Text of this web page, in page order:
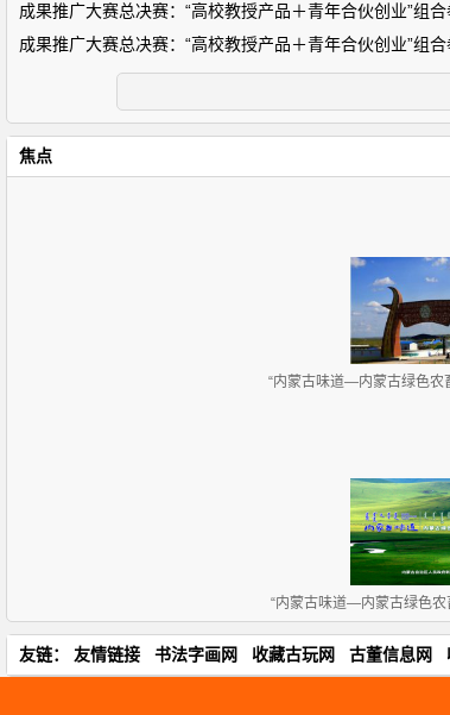
成果推广大赛总决赛：“高校教授产品＋青年合伙创业”组
成果推广大赛总决赛：“高校教授产品＋青年合伙创业”组
焦点
“内蒙古味道—内蒙古绿色农
“内蒙古味道—内蒙古绿色农
友链： 友情链接 书法字画网 收藏古玩网 古董信息网